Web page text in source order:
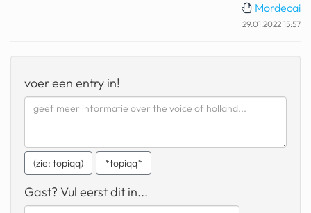
fatbike
nord stream
rachael gunn
armand duplantis
duitsland
Mordecai
29.01.2022 15:57
voer een entry in!
(zie: topiqq) *topiqq*
Gast? Vul eerst dit in...